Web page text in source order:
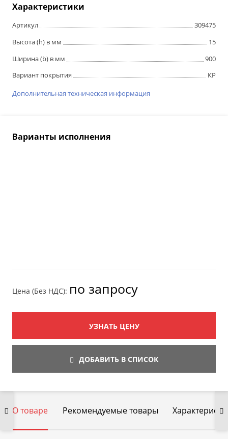
Характеристики
Артикул
309475
Высота (h) в мм
15
Ширина (b) в мм
900
Вариант покрытия
КР
Дополнительная техническая информация
Варианты исполнения
Цена (Без НДС): по запросу
УЗНАТЬ ЦЕНУ
ДОБАВИТЬ В СПИСОК
О товаре Рекомендуемые товары